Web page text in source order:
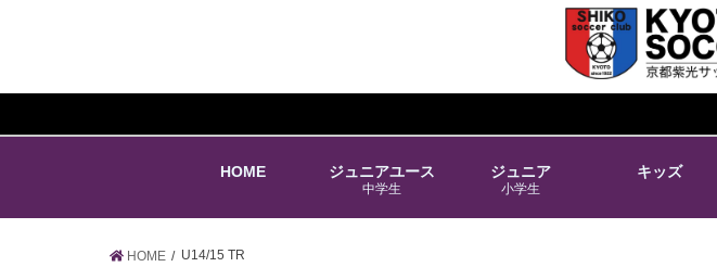
HOME ジュニアユース
中学生
ジュニア
小学生
キッズ
HOME U14/15 TR